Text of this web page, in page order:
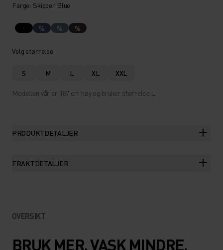
Farge: Skipper Blue
% % %
Velg størrelse
S M L XL XXL
Modellen vår er 187 cm høy og bruker størrelse L.
PRODUKTDETALJER
FRAKTDETALJER
OVERSIKT
BRUK MER. VASK MINDRE.